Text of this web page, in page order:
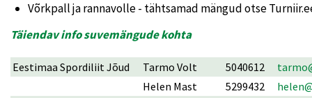
Võrkpall ja rannavolle - tähtsamad mängud otse
Täiendav info suvemängude kohta
Eestimaa Spordiliit Jõud Tarmo Volt 5040612
Helen Mast
5299432